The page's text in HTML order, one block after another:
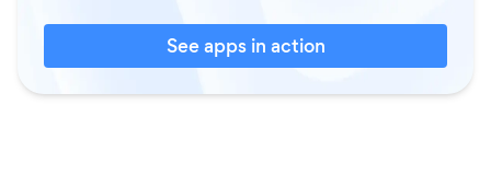
See apps in action